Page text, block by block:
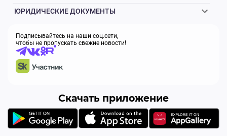
ЮРИДИЧЕСКИЕ ДОКУМЕНТЫ
Подписывайтесь на наши соц.сети,
чтобы не пропускать свежие новости!
Скачать приложение